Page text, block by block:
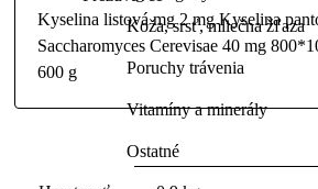
Koža, srsť, mliečna žľaza
Poruchy trávenia
Vitamíny a minerály
Ostatné
Kyselina listová mg 2 mg Kyselina
Saccharomyces Cerevisae 40 mg
600 g